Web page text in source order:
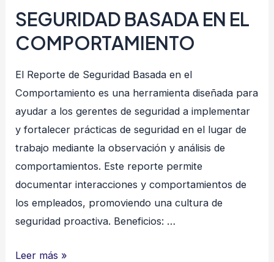
SEGURIDAD BASADA EN EL
COMPORTAMIENTO
El Reporte de Seguridad Basada en el
Comportamiento es una herramienta diseñada para
ayudar a los gerentes de seguridad a implementar
y fortalecer prácticas de seguridad en el lugar de
trabajo mediante la observación y análisis de
comportamientos. Este reporte permite
documentar interacciones y comportamientos de
los empleados, promoviendo una cultura de
seguridad proactiva. Beneficios: …
SEGURIDAD
Leer más »